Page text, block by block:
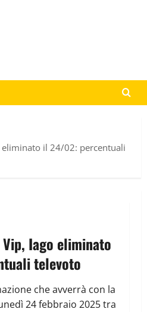
eliminato il 24/02: percentuali
Iago eliminato
televoto
che avverrà con la
24 febbraio 2025 tra